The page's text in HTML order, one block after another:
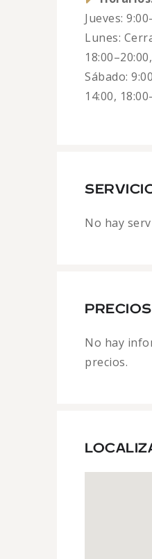
Jueves:
Lunes:
Sábado:
14:00,
No hay
No hay
precios.